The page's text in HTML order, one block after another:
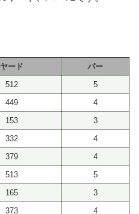
ヤード
パー
512
5
449
4
153
3
332
4
379
4
513
5
165
3
373
4